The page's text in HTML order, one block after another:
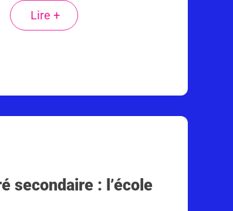
Lire +
secondaire : l’école